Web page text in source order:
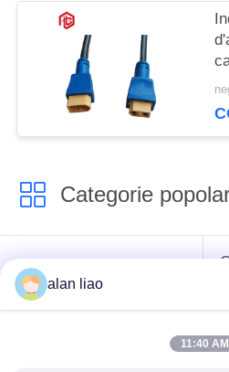
Categorie
Connettore circolare
impermeabile
alan liao
11:40 AM